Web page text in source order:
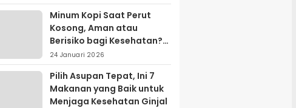
Minum Kopi Saat Perut
Kosong, Aman atau
Berisiko bagi Kesehatan?
Ini Penjelasan Ahli
24 Januari 2026
Pilih Asupan Tepat, Ini 7
Makanan yang Baik untuk
Menjaga Kesehatan Ginjal